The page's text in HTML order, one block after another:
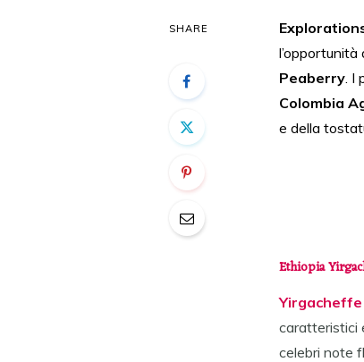
SHARE
Peaberry. I
Colombia
e della
Ethiopia
Yirgacheffe
caratteristici
celebri note